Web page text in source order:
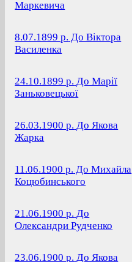
Маркевича
8.07.1899 р. До Віктора
Василенка
24.10.1899 р. До Марії
Заньковецької
26.03.1900 р. До Якова
Жарка
11.06.1900 р. До Михайла
Коцюбинського
21.06.1900 р. До
Олександри Рудченко
23.06.1900 р. До Якова